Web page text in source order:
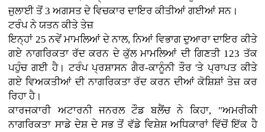
ਜੁਲਾਈ ਤੋਂ 3 ਅਗਸਤ ਦੇ ਵਿਚਕਾਰ ਦਾਇਰ ਕੀਤੀਆਂ ਗਈਆਂ ਸਨ।
ਟਰੰਪ ਨੇ ਯਤਨ ਕੀਤੇ ਤੇਜ਼
ਇਨ੍ਹਾਂ 25 ਨਵੇਂ ਮਾਮਲਿਆਂ ਦੇ ਨਾਲ, ਨਿਆਂ ਵਿਭਾਗ ਦੁਆਰਾ ਦਾਇਰ ਕੀਤੇ
ਗਏ ਨਾਗਰਿਕਤਾ ਰੱਦ ਕਰਨ ਦੇ ਕੁੱਲ ਮਾਮਲਿਆਂ ਦੀ ਗਿਣਤੀ 123 ਤੱਕ
ਪਹੁੰਚ ਗਈ ਹੈ। ਟਰੰਪ ਪ੍ਰਸ਼ਾਸਨ ਗੈਰ-ਕਾਨੂੰਨੀ ਤੌਰ 'ਤੇ ਪ੍ਰਾਪਤ ਕੀਤੇ
ਗਏ ਵਿਅਕਤੀਆਂ ਦੀ ਨਾਗਰਿਕਤਾ ਰੱਦ ਕਰਨ ਦੀਆਂ ਕੋਸ਼ਿਸ਼ਾਂ ਤੇਜ਼ ਕਰ
ਰਿਹਾ ਹੈ।
ਕਾਰਜਕਾਰੀ ਅਟਾਰਨੀ ਜਨਰਲ ਟੌਡ ਬਲੈਂਚ ਨੇ ਕਿਹਾ, "ਅਮਰੀਕੀ
ਨਾਗਰਿਕਤਾ ਸਾਡੇ ਦੇਸ਼ ਦੇ ਸਭ ਤੋਂ ਵੱਡੇ ਵਿਸ਼ੇਸ਼ ਅਧਿਕਾਰਾਂ ਵਿੱਚੋਂ ਇੱਕ ਹੈ